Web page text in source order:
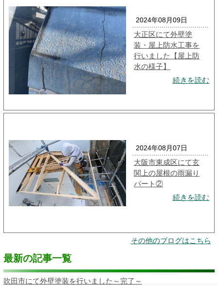
2024年08月09日
大正区にて外壁塗
装・屋上防水工事を
行いました【屋上防
水の様子】
続きを読む
2024年08月07日
大阪市東成区にて玄
関上の屋根の雨漏り
パート②
続きを読む
その他のブログはこちら
最新の記事一覧
吹田市にて外壁塗装を行いました～完了～